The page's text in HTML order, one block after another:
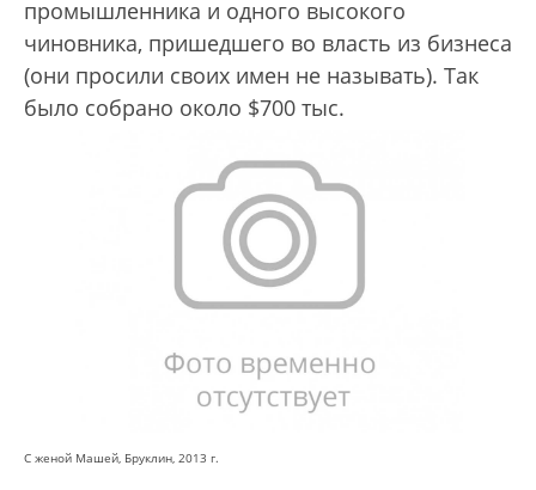
промышленника и одного высокого
чиновника, пришедшего во власть из бизнеса
(они просили своих имен не называть). Так
было собрано около $700 тыс.
С женой Машей, Бруклин, 2013 г.